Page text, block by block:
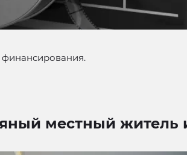
местный житель